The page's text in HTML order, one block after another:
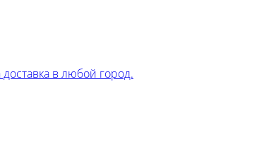
в любой город.